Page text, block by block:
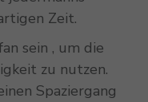
Zeit.
sein , um die
zu nutzen.
Spaziergang